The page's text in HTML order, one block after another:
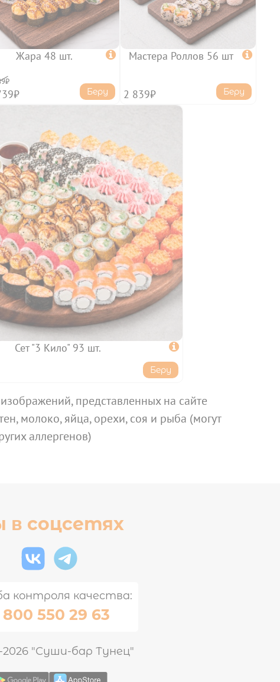
Жара 48 шт. 
Беру
Мастера Роллов 56 шт 
2 839₽ Беру
Сет "3 Кило" 93 шт. 
Беру
представленных на сайте
молоко, яйца, орехи, соя и рыба (могут
аллергенов)
в соцсетях
контроля качества:
550 29 63
2026 "Суши-бар Тунец"